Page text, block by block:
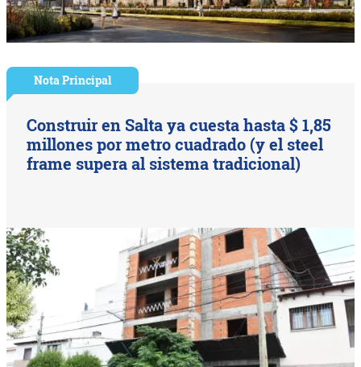
Nota Principal
Construir en Salta ya cuesta hasta $ 1,85
millones por metro cuadrado (y el steel
frame supera al sistema tradicional)